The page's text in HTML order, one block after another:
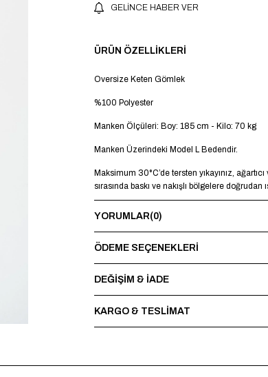
GELINCE HABER VER
ÜRÜN ÖZELLIKLERI
Oversize Keten Gömlek
%100 Polyester
Manken Ölçüleri: Boy: 185 cm - Kilo: 70 kg
Manken Üzerindeki Model L Bedendir.
Maksimum 30°C’de tersten yıkayınız,
sırasında baskı ve nakışlı bölgelere doğrudan
YORUMLAR(0)
ÖDEME SEÇENEKLERI
DEĞİŞİM & İADE
KARGO & TESLİMAT